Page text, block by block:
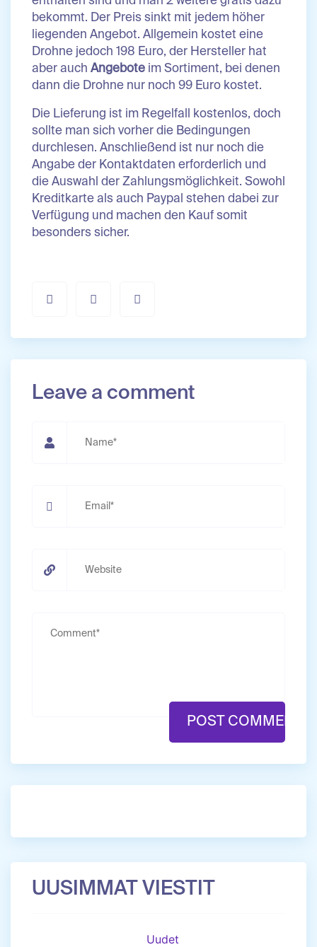
bekommt. Der Preis sinkt mit jedem höher
liegenden Angebot. Allgemein kostet eine
Drohne jedoch 198 Euro, der Hersteller hat
aber auch Angebote im Sortiment, bei denen
dann die Drohne nur noch 99 Euro kostet.
Die Lieferung ist im Regelfall kostenlos, doch
sollte man sich vorher die Bedingungen
durchlesen. Anschließend ist nur noch die
Angabe der Kontaktdaten erforderlich und
die Auswahl der Zahlungsmöglichkeit. Sowohl
Kreditkarte als auch Paypal stehen dabei zur
Verfügung und machen den Kauf somit
besonders sicher.
Leave a comment
UUSIMMAT VIESTIT
Uudet